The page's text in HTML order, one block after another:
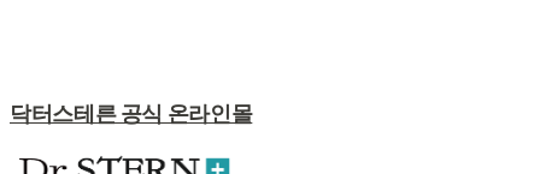
닥터스테른 공식 온라인몰